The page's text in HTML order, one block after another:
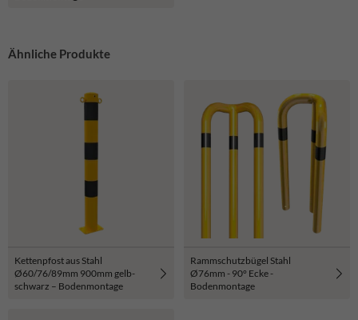
Ähnliche Produkte
Kettenpfost aus Stahl
Ø60/76/89mm 900mm gelb-
schwarz – Bodenmontage
Rammschutzbügel Stahl
Ø76mm - 90° Ecke -
Bodenmontage